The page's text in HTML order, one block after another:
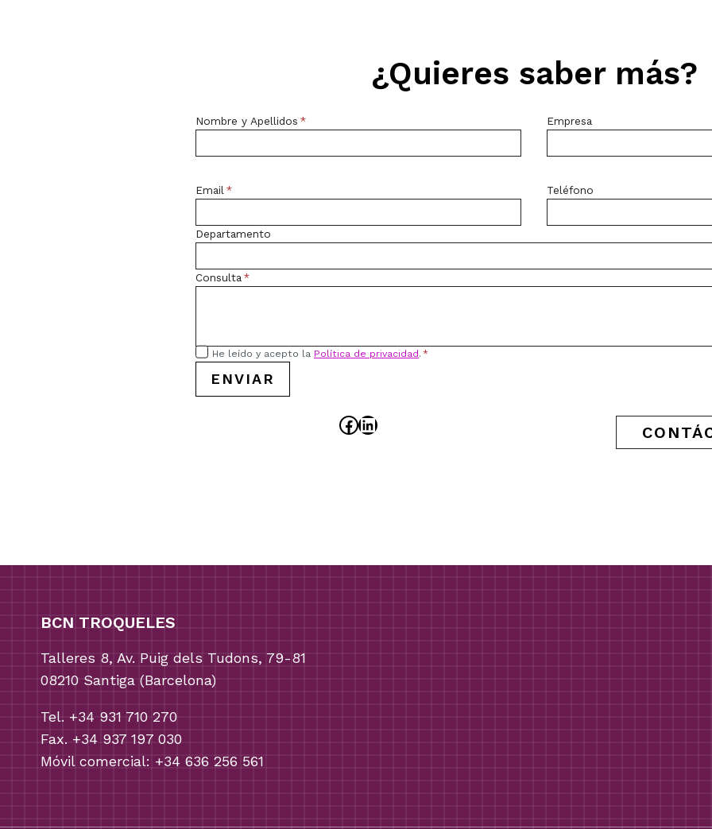
¿Quieres saber más?
Nombre y Apellidos * Empresa
Email * Teléfono
Departamento
Consulta *
He leído y acepto la Política de privacidad. *
ENVIAR
Facebook
LinkedIn
BCN TROQUELES
Talleres 8, Av. Puig dels Tudons, 79-81
08210 Santiga (Barcelona)
Tel. +34 931 710 270
Fax. +34 937 197 030
Móvil comercial: +34 636 256 561